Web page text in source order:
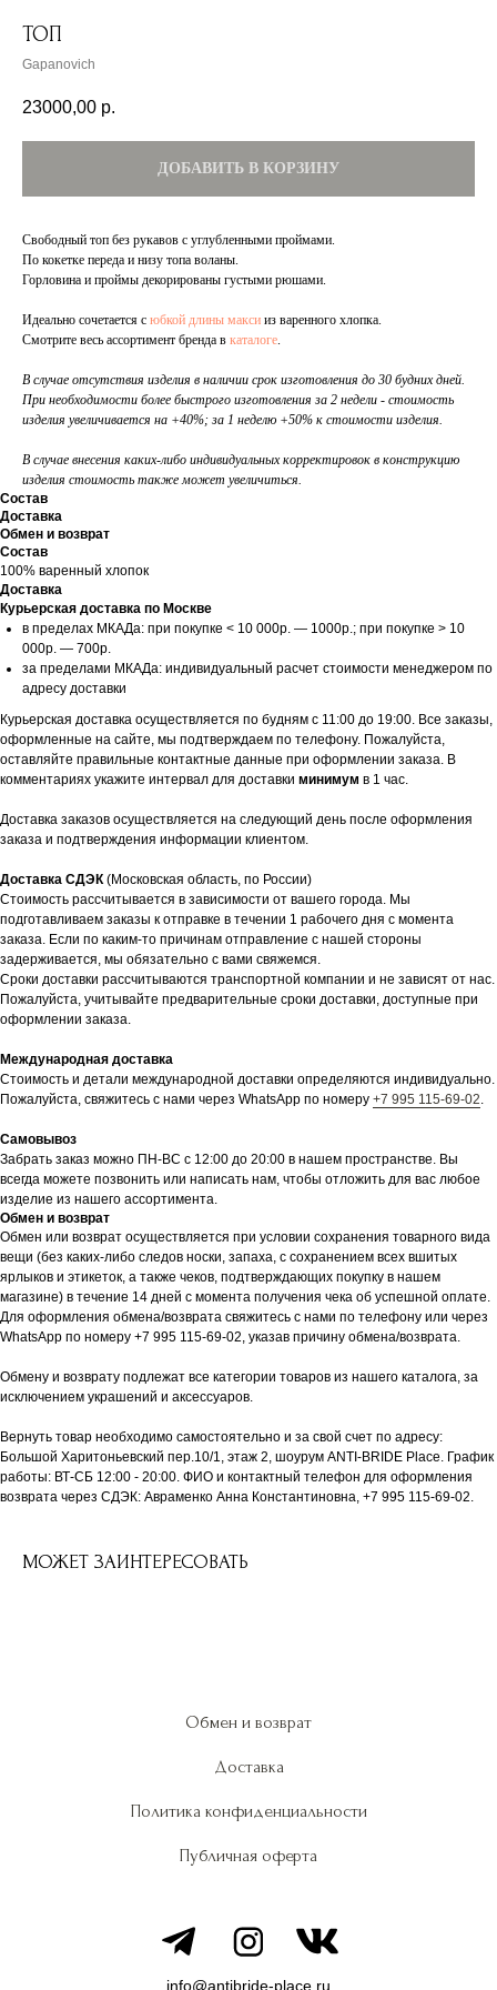
ТОП
Gapanovich
23000,00 р.
ДОБАВИТЬ В КОРЗИНУ
Свободный топ без рукавов с углубленными проймами.
По кокетке переда и низу топа воланы.
Горловина и проймы декорированы густыми рюшами.
Идеально сочетается с юбкой длины макси из варенного хлопка.
Смотрите весь ассортимент бренда в каталоге.
В случае отсутствия изделия в наличии срок изготовления до 30 будних дней.
При необходимости более быстрого изготовления за 2 недели - стоимость
изделия увеличивается на +40%; за 1 неделю +50% к стоимости изделия.
В случае внесения каких-либо индивидуальных корректировок в конструкцию
изделия стоимость также может увеличиться.
Состав
Доставка
Обмен и возврат
Состав
100% варенный хлопок
Доставка
Курьерская доставка по Москве
в пределах МКАДа: при покупке < 10 000р. — 1000р.; при покупке > 10
000р. — 700р.
за пределами МКАДа: индивидуальный расчет стоимости менеджером по
адресу доставки
Курьерская доставка осуществляется по будням с 11:00 до 19:00. Все заказы,
оформленные на сайте, мы подтверждаем по телефону. Пожалуйста,
оставляйте правильные контактные данные при оформлении заказа. В
комментариях укажите интервал для доставки минимум в 1 час.
Доставка заказов осуществляется на следующий день после оформления
заказа и подтверждения информации клиентом.
Доставка СДЭК(Московская область, по России)
Стоимость рассчитывается в зависимости от вашего города. Мы
подготавливаем заказы к отправке в течении 1 рабочего дня с момента
заказа. Если по каким-то причинам отправление с нашей стороны
задерживается, мы обязательно с вами свяжемся.
Сроки доставки рассчитываются транспортной компании и не зависят от нас.
Пожалуйста, учитывайте предварительные сроки доставки, доступные при
оформлении заказа.
Международная доставка
Стоимость и детали международной доставки определяются индивидуально.
Пожалуйста, свяжитесь с нами через WhatsApp по номеру +7 995 115-69-02.
Самовывоз
Забрать заказ можно ПН-ВС с 12:00 до 20:00 в нашем пространстве. Вы
всегда можете позвонить или написать нам, чтобы отложить для вас любое
изделие из нашего ассортимента.
Обмен и возврат
Обмен или возврат осуществляется при условии сохранения товарного вида
вещи (без каких-либо следов носки, запаха, с сохранением всех вшитых
ярлыков и этикеток, а также чеков, подтверждающих покупку в нашем
магазине) в течение 14 дней с момента получения чека об успешной оплате.
Для оформления обмена/возврата свяжитесь с нами по телефону или через
WhatsApp по номеру +7 995 115-69-02, указав причину обмена/возврата.
Обмену и возврату подлежат все категории товаров из нашего каталога, за
исключением украшений и аксессуаров.
Вернуть товар необходимо самостоятельно и за свой счет по адресу:
Большой Харитоньевский пер.10/1, этаж 2, шоурум ANTI-BRIDE Place. График
работы: ВТ-СБ 12:00 - 20:00. ФИО и контактный телефон для оформления
возврата через СДЭК: Авраменко Анна Константиновна, +7 995 115-69-02.
МОЖЕТ ЗАИНТЕРЕСОВАТЬ
Обмен и возврат
Доставка
Политика конфиденциальности
Публичная оферта
info@antibride-place.ru